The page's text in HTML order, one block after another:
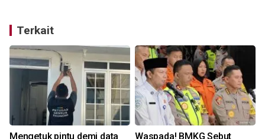
Terkait
Mengetuk pintu demi data
Waspada! BMKG Sebut